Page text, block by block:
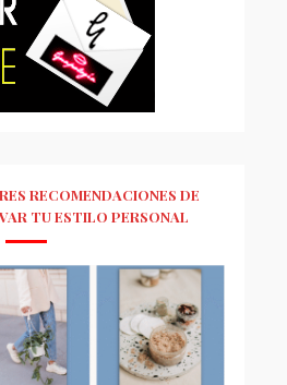
RECOMENDACIONES DE
TU ESTILO PERSONAL